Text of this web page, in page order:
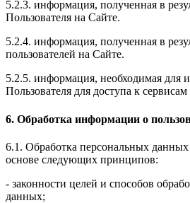
5.2.3. информация, полученная в
Пользователя на Сайте.
5.2.4. информация, полученная в
пользователей на Сайте.
5.2.5. информация, необходимая для
Пользователя для доступа к сервисам
6. Обработка информации о
6.1. Обработка персональных данных
основе следующих принципов:
- законности целей и способов
данных;